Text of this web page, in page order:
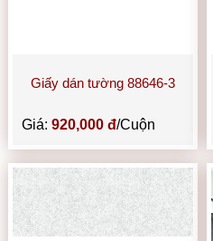
Giấy dán tường 88646-3
Giá:920,000 đ/Cuộn